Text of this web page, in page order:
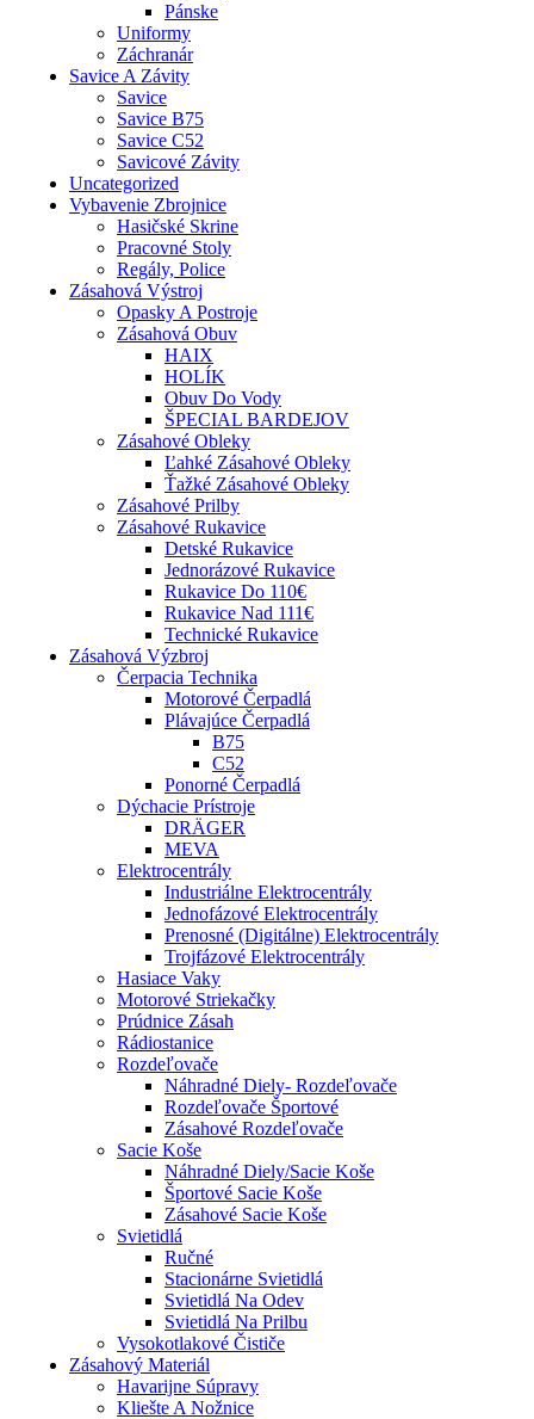
Pánske
Uniformy
Záchranár
Savice A Závity
Savice
Savice B75
Savice C52
Savicové Závity
Uncategorized
Vybavenie Zbrojnice
Hasičské Skrine
Pracovné Stoly
Regály, Police
Zásahová Výstroj
Opasky A Postroje
Zásahová Obuv
HAIX
HOLÍK
Obuv Do Vody
ŠPECIAL BARDEJOV
Zásahové Obleky
Ľahké Zásahové Obleky
Ťažké Zásahové Obleky
Zásahové Prilby
Zásahové Rukavice
Detské Rukavice
Jednorázové Rukavice
Rukavice Do 110€
Rukavice Nad 111€
Technické Rukavice
Zásahová Výzbroj
Čerpacia Technika
Motorové Čerpadlá
Plávajúce Čerpadlá
B75
C52
Ponorné Čerpadlá
Dýchacie Prístroje
DRÄGER
MEVA
Elektrocentrály
Industriálne Elektrocentrály
Jednofázové Elektrocentrály
Prenosné (digitálne) Elektrocentrály
Trojfázové Elektrocentrály
Hasiace Vaky
Motorové Striekačky
Prúdnice Zásah
Rádiostanice
Rozdeľovače
Náhradné Diely- Rozdeľovače
Rozdeľovače Športové
Zásahové Rozdeľovače
Sacie Koše
Náhradné Diely/sacie Koše
Športové Sacie Koše
Zásahové Sacie Koše
Svietidlá
Ručné
Stacionárne Svietidlá
Svietidlá Na Odev
Svietidlá Na Prilbu
Vysokotlakové Čističe
Zásahový Materiál
Havarijne Súpravy
Kliešte A Nožnice